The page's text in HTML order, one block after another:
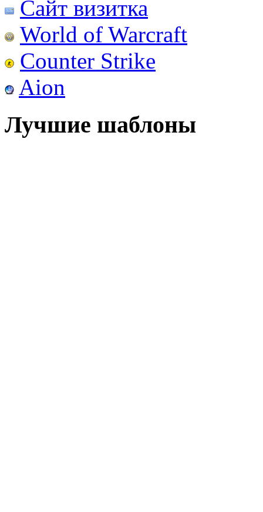
Сайт визитка
World of Warcraft
Counter Strike
Aion
Лучшие шаблоны